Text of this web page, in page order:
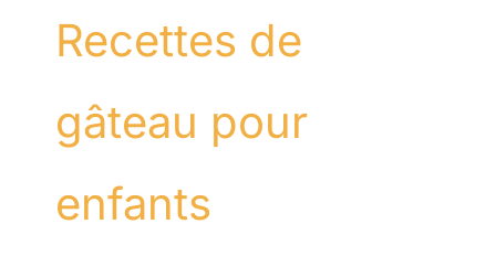
Recettes de
gâteau pour
enfants